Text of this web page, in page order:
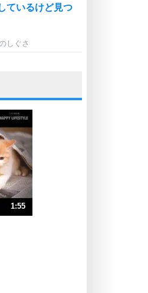
ているけど見つ
しぐさ
を見ない。
い原因は、行動
の方法
1:55